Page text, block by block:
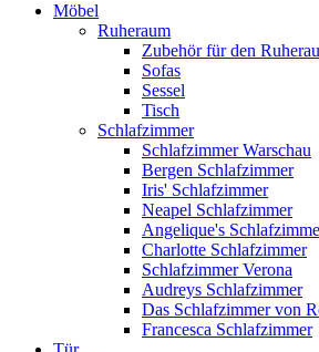
Möbel
Ruheraum
Zubehör für den
Sofas
Sessel
Tisch
Schlafzimmer
Schlafzimmer Warschau
Bergen Schlafzimmer
Iris' Schlafzimmer
Neapel Schlafzimmer
Angelique's
Charlotte Schlafzimmer
Schlafzimmer Verona
Audreys Schlafzimmer
Das Schlafzimmer von
Francesca Schlafzimmer